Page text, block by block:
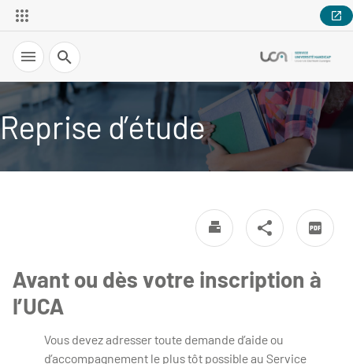
Recherche
Reprise d’étude
Avant ou dès votre inscription à
l’UCA
Vous devez adresser toute demande d’aide ou
d’accompagnement le plus tôt possible au Service